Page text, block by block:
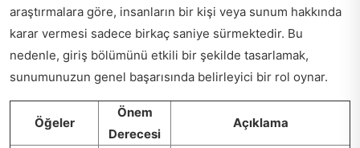
araştırmalara göre, insanların bir kişi veya sunum hakkında
karar vermesi sadece birkaç saniye sürmektedir. Bu
nedenle, giriş bölümünü etkili bir şekilde tasarlamak,
sunumunuzun genel başarısında belirleyici bir rol oynar.
Öğeler
Önem
Derecesi
Açıklama